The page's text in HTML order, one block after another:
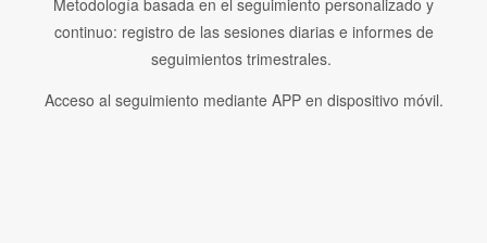
Metodología basada en el seguimiento personalizado y
continuo: registro de las sesiones diarias e informes de
seguimientos trimestrales.
Acceso al seguimiento mediante APP en dispositivo móvil.